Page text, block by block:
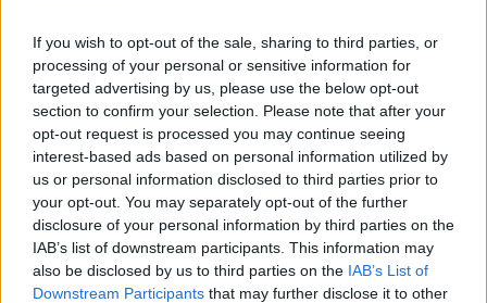
If you wish to opt-out of the sale, sharing to third parties, or
processing of your personal or sensitive information for
targeted advertising by us, please use the below opt-out
section to confirm your selection. Please note that after your
opt-out request is processed you may continue seeing
interest-based ads based on personal information utilized by
us or personal information disclosed to third parties prior to
your opt-out. You may separately opt-out of the further
disclosure of your personal information by third parties on the
IAB’s list of downstream participants. This information may
also be disclosed by us to third parties on the IAB’s List of
Downstream Participants that may further disclose it to other
derivanti dal maltempo, per rami, tegole, alberi pericolanti per un
totale di 33 interventieffettuati e 11 in attesa dato aggiornato alle
ore 19
Si segnala l’intervento sul tetto della chiesa di San Girolamo a
Radicondoli,per la messa in sicurezza di tegole pericolanti, dove
è stata necessario l’intervento del personale SAF (Speleo Alpino
Fluviale) per il lavoro su corda ancorato all'autoscala, per
raggiungere i lati dove non è possibile il passaggio carrabile del
mezzo aereo.